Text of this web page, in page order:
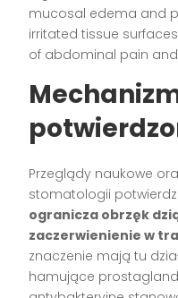
mucosal edema and
irritated tissue
of abdominal pain
Przeglądy naukowe
stomatologii
ogranicza obrzęk
zaczerwienienie w
znaczenie mają tu
hamujące